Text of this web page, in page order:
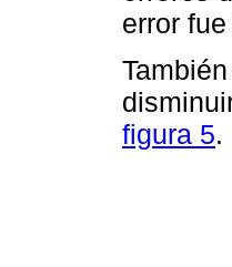
error
figura 5.